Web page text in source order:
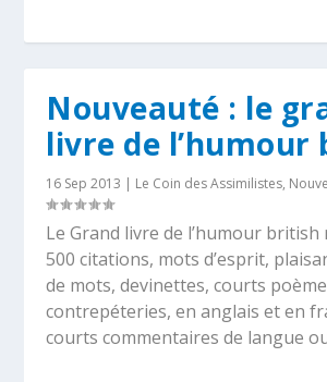
Nouveauté : le
livre de
16 Sep 2013 | Le Coin des Assimilistes,
Le Grand livre de l’humour british
500 citations, mots d’esprit,
de mots, devinettes, courts
contrepéteries, en anglais et en
courts commentaires de langue